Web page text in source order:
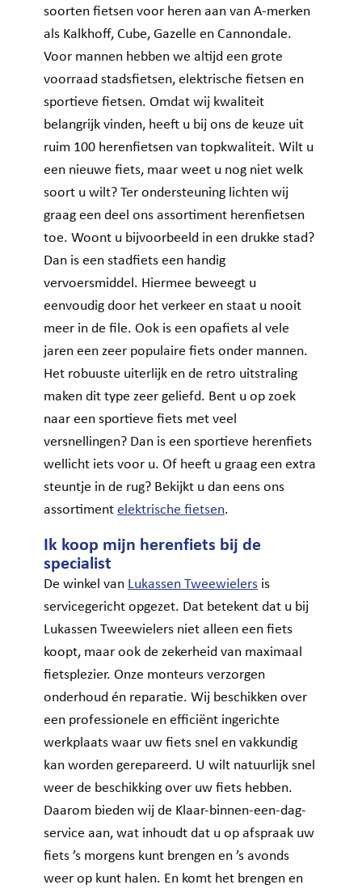
soorten fietsen voor heren aan van A-merken
als Kalkhoff, Cube, Gazelle en Cannondale.
Voor mannen hebben we altijd een grote
voorraad stadsfietsen, elektrische fietsen en
sportieve fietsen. Omdat wij kwaliteit
belangrijk vinden, heeft u bij ons de keuze uit
ruim 100 herenfietsen van topkwaliteit. Wilt u
een nieuwe fiets, maar weet u nog niet welk
soort u wilt? Ter ondersteuning lichten wij
graag een deel ons assortiment herenfietsen
toe. Woont u bijvoorbeeld in een drukke stad?
Dan is een stadfiets een handig
vervoersmiddel. Hiermee beweegt u
eenvoudig door het verkeer en staat u nooit
meer in de file. Ook is een opafiets al vele
jaren een zeer populaire fiets onder mannen.
Het robuuste uiterlijk en de retro uitstraling
maken dit type zeer geliefd. Bent u op zoek
naar een sportieve fiets met veel
versnellingen? Dan is een sportieve herenfiets
wellicht iets voor u. Of heeft u graag een extra
steuntje in de rug? Bekijkt u dan eens ons
assortimentelektrische fietsen.
Ik koop mijn herenfiets bij de
specialist
De winkel van Lukassen Tweewielers is
servicegericht opgezet. Dat betekent dat u bij
Lukassen Tweewielers niet alleen een fiets
koopt, maar ook de zekerheid van maximaal
fietsplezier. Onze monteurs verzorgen
onderhoud én reparatie. Wij beschikken over
een professionele en efficiënt ingerichte
werkplaats waar uw fiets snel en vakkundig
kan worden gerepareerd. U wilt natuurlijk snel
weer de beschikking over uw fiets hebben.
Daarom bieden wij de Klaar-binnen-een-dag-
service aan, wat inhoudt dat u op afspraak uw
fiets ’s morgens kunt brengen en ’s avonds
weer op kunt halen. En komt het brengen en